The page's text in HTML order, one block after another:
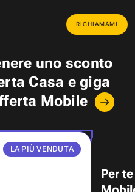
RICHIAMAMI
uno sconto
Casa egiga
Mobile
LA PIÙ VENDUTA
Per